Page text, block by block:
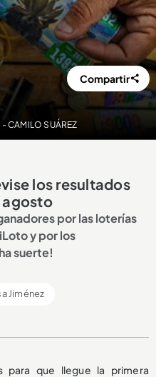
CAMILO SUÁREZ
Compartir
los resultados
agosto
por las loterías
y por los
suerte!
Jiménez
para que llegue la primera